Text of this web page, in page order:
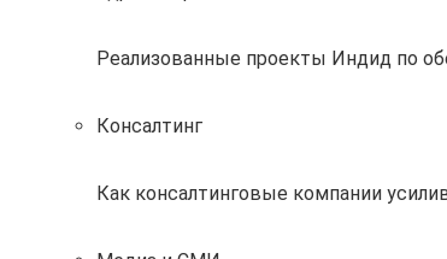
Реализованные проекты Индид по
Консалтинг
Как консалтинговые компании